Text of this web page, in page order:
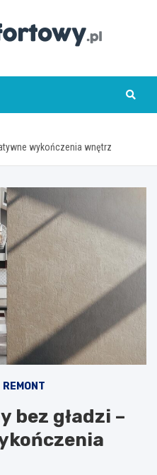
wykończenia wnętrz
REMONT
bez gładzi –